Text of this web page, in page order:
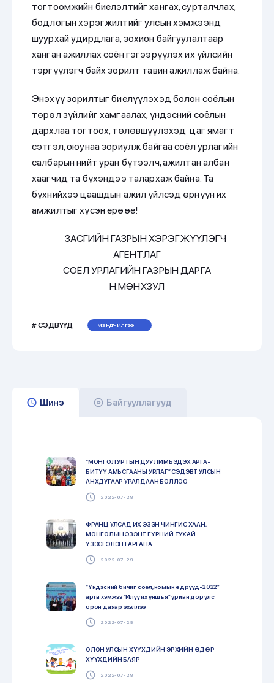
тогтоомжийн биелэлтийг хангах, сурталчлах,
бодлогын хэрэгжилтийг улсын хэмжээнд
шуурхай удирдлага, зохион байгуулалтаар
ханган ажиллах соён гэгээрүүлэх их үйлсийн
тэргүүлэгч байх зорилт тавин ажиллаж байна.
Энэхүү зорилтыг биелүүлэхэд болон соёлын
төрөл зүйлийг хамгаалах, үндэсний соёлын
дархлаа тогтоох, төлөвшүүлэхэд цаг ямагт
сэтгэл, оюунаа зориулж байгаа соёл урлагийн
салбарын нийт уран бүтээлч, ажилтан албан
хаагчид та бүхэндээ талархаж байна. Та
бүхнийхээ цаашдын ажил үйлсэд өрнүүн их
амжилтыг хүсэн ерөөе!
ЗАСГИЙН ГАЗРЫН ХЭРЭГЖҮҮЛЭГЧ
АГЕНТЛАГ
СОЁЛ УРЛАГИЙН ГАЗРЫН ДАРГА
Н.МӨНХЗУЛ
# СЭДВҮҮД МЭНДЧИЛГЭЭ
Шинэ Байгууллагууд
“МОНГОЛ УРТЫН ДУУ ЛИМБЭДЭХ АРГА-
БИТҮҮ АМЬСГААНЫ УРЛАГ” СЭДЭВТ УЛСЫН
АНХДУГААР УРАЛДААН БОЛЛОО
2022-07-29
ФРАНЦ УЛСАД ИХ ЭЗЭН ЧИНГИС ХААН,
МОНГОЛЫН ЭЗЭНТ ГҮРНИЙ ТУХАЙ
ҮЗЭСГЭЛЭН ГАРГАНА
2022-07-29
“Үндэсний бичиг соёл, номын өдрүүд-2022”
арга хэмжээ “Илүү их уншъя” уриан дор улс
орон даяар эхэллээ
2022-07-29
ОЛОН УЛСЫН ХҮҮХДИЙН ЭРХИЙН ӨДӨР –
ХҮҮХДИЙН БАЯР
2022-07-29